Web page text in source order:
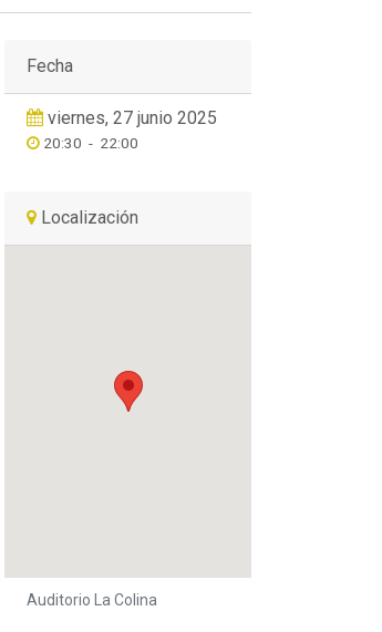
Fecha
viernes, 27 junio 2025
20:30 - 22:00
Localización
Auditorio La Colina